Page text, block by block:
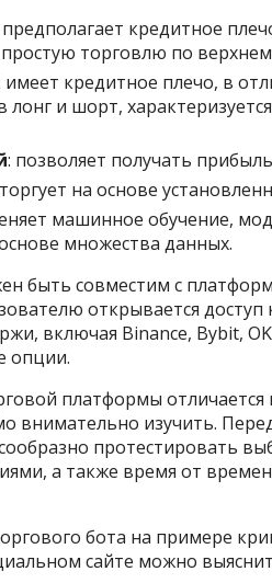
предполагает кредитное
торговлю по
имеет кредитное плечо, в
лонг и шорт,
: позволяет получать
на основе
машинное обучение,
множества данных.
быть совместим с
открывается
включая Binance, Bybit,
опции.
платформы
внимательно изучить.
протестировать
а также время от
бота на примере
сайте можно